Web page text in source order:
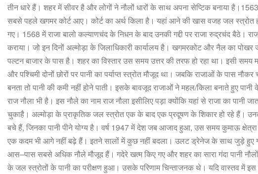
तीनधारेहैं। शहरमेंसीवरहैऔरलोगोंनेनौलोंधारोंकेसाथअपनासेप्टिकबनायाहै।
सबसेपहलेखगमरकोर्टआए। कोर्टकाअर्थकिलाहै। यहांआनेकीखासवजहजलस्त्रोत
गए। 1568 मेंराजाबालोकल्याणचंदकेनिधनकेबादउनकीगद्दीपरराजारुद्रचंदबैठे।
कराया। जोइनदिनोंअल्मोड़ाकेजिलाधिकारीकार्यालयहै। खगमरकोटऔरनैलकापोखर
पल्टनबाजारकेपासहै। शहरकाविस्तारउससमयउत्तरकीतरफहोरहा था। इसीसमय
औरपश्चिमीदोनोंछोरोंपरपानीकापर्याप्तस्त्रोतमौजूद था। जबकिराजाओंकेपासनौकर
बनतातोपानीकीकमीनहींहोनेपाती। इसकेबावजूदराजाओंनेमहल/किलाबनातेहुएपानी
राजनौलाभीहै। इसनौलेकानामराजनौलाइसीलिएपड़ाक्योंकियहांसेराजाकापानी
चुकाहै। अल्मोड़ाकेप्राकृतिकजलस्त्रोतएककेबादएकप्रदूषणकेशिकारहोरहेहैं।
बचेहैं, जिनकापानीपीनेयोग्यहै। वर्ष 1947मेंदेशजबआजादहुआ, उससमयकुमाऊक्षेत्रा
एककदमभीआगेनहींबढ़ेहैं। इतनेसालोंमेंकुछनहींबदला। उलटड्रेनेजकेसाथजुड़ेहुए
आस–पाससबसेअधिकनौलेमौजूदहैं। गदेरेखत्मकिएगएऔरशहरकासारागंदापानीनौलों
केजलस्त्रोतोंकेपानीकापरीक्षणहुआ। उसकेपरिणामचिन्ताजनक थे। यदिवास्तवमेंइस